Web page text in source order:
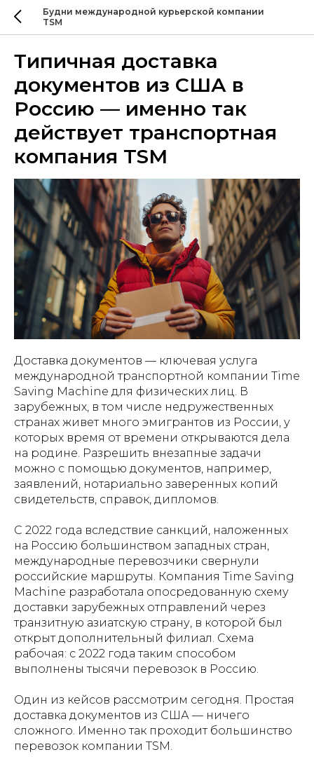
Будни международной курьерской компании
TSM
Типичная доставка
документов из США в
Россию — именно так
действует транспортная
компания TSM
Доставка документов — ключевая услуга
международной транспортной компании Time
Saving Machine для физических лиц. В
зарубежных, в том числе недружественных
странах живет много эмигрантов из России, у
которых время от времени открываются дела
на родине. Разрешить внезапные задачи
можно с помощью документов, например,
заявлений, нотариально заверенных копий
свидетельств, справок, дипломов.
С 2022 года вследствие санкций, наложенных
на Россию большинством западных стран,
международные перевозчики свернули
российские маршруты. Компания Time Saving
Machine разработала опосредованную схему
доставки зарубежных отправлений через
транзитную азиатскую страну, в которой был
открыт дополнительный филиал. Схема
рабочая: с 2022 года таким способом
выполнены тысячи перевозок в Россию.
Один из кейсов рассмотрим сегодня. Простая
доставка документов из США — ничего
сложного. Именно так проходит большинство
перевозок компании TSM.